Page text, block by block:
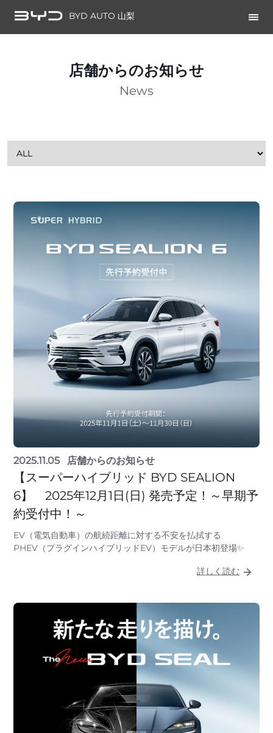
BYD AUTO 山梨
店舗からのお知らせ
News
2025.11.05 店舗からのお知らせ
【スーパーハイブリッド BYD SEALION
6】 2025年12月1日(日) 発売予定！～早期予
約受付中！～
EV（電気自動車）の航続距離に対する不安を払拭する
PHEV（プラグインハイブリッドEV）モデルが日本初登場✨
詳しく読む